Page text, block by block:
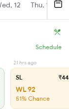
12 Thu, 13
Schedule
21 hrs ago
SL
WL 92
51% Chance